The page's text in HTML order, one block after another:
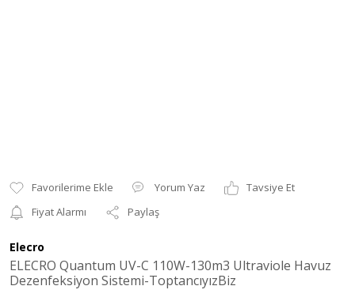
Yorum Yaz
Tavsiye Et
Fiyat Alarmı
Paylaş
Elecro
ELECRO Quantum UV-C 110W-130m3 Ultraviole Havuz
Dezenfeksiyon Sistemi-ToptancıyızBiz